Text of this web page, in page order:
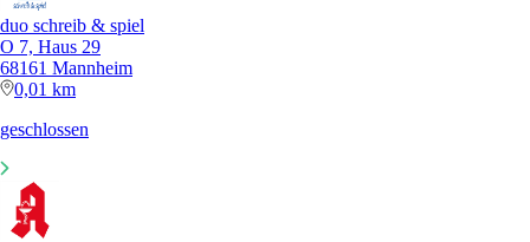
duo schreib & spiel
O 7, Haus 29
68161 Mannheim
0,01 km
geschlossen